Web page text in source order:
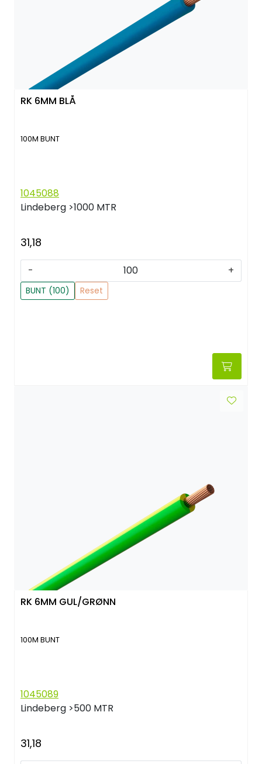
RK 6MM BLÅ
100M BUNT
1045088
Lindeberg >1000 MTR
31,18
- +
BUNT (100) Reset
RK 6MM GUL/GRØNN
100M BUNT
1045089
Lindeberg >500 MTR
31,18